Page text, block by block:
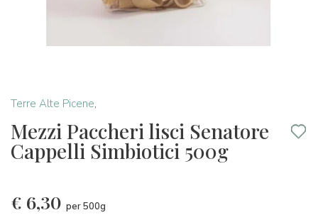
Terre Alte Picene,
Mezzi Paccheri lisci Senatore
Cappelli Simbiotici 500g
€ 6,30 per 500g